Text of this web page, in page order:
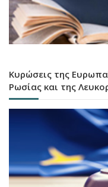
Κυρώσεις της
Ρωσίας και της